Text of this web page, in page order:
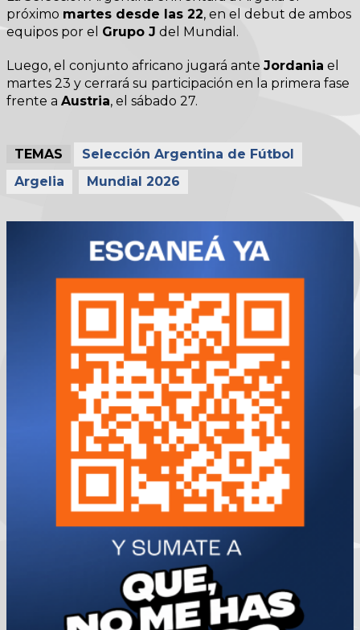
próximo martes desde las 22, en el debut de ambos
equipos por el Grupo J del Mundial.
Luego, el conjunto africano jugará ante Jordania el
martes 23 y cerrará su participación en la primera fase
frente a Austria, el sábado 27.
TEMAS
Selección Argentina de Fútbol
Argelia
Mundial 2026